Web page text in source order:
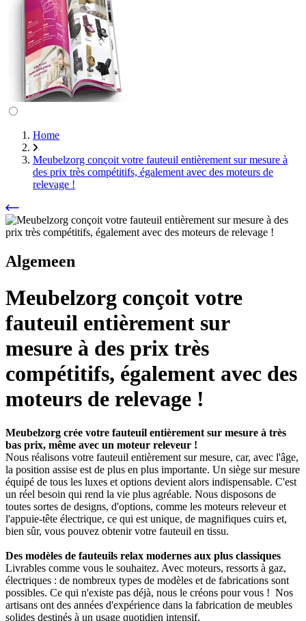
Home
Meubelzorg conçoit votre fauteuil entièrement sur mesure à
des prix très compétitifs, également avec des moteurs de
relevage !
Algemeen
Meubelzorg conçoit votre
fauteuil entièrement sur
mesure à des prix très
compétitifs, également avec des
moteurs de relevage !
Meubelzorg crée votre fauteuil entièrement sur mesure à très
bas prix, même avec un moteur releveur !
Nous réalisons votre fauteuil entièrement sur mesure, car, avec l'âge,
la position assise est de plus en plus importante. Un siège sur mesure
équipé de tous les luxes et options devient alors indispensable. C'est
un réel besoin qui rend la vie plus agréable. Nous disposons de
toutes sortes de designs, d'options, comme les moteurs releveur et
l'appuie-tête électrique, ce qui est unique, de magnifiques cuirs et,
bien sûr, vous pouvez obtenir votre fauteuil en tissu.
Des modèles de fauteuils relax modernes aux plus classiques
Livrables comme vous le souhaitez. Avec moteurs, ressorts à gaz,
électriques : de nombreux types de modèles et de fabrications sont
possibles. Ce qui n'existe pas déjà, nous le créons pour vous ! Nos
artisans ont des années d'expérience dans la fabrication de meubles
solides destinés à un usage quotidien intensif.